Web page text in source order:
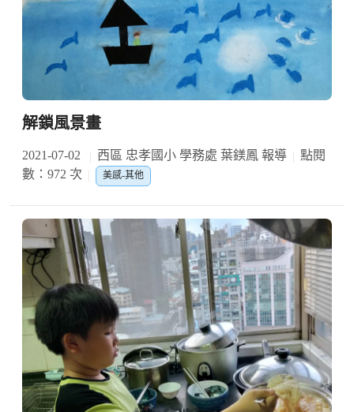
解鎖風景畫
2021-07-02 西區 忠孝國小 學務處 葉鎂鳳 報導
點閱
數：972 次
美感-其他